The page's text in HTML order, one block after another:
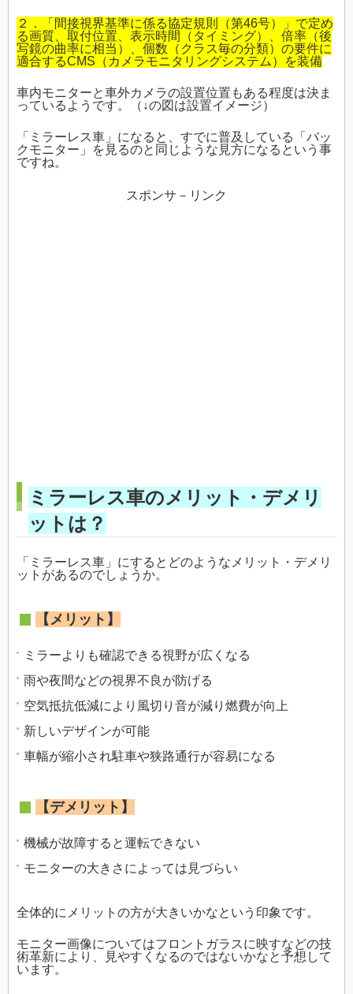
２．「間接視界基準に係る協定規則（第46号）」で定め
る画質、取付位置、表示時間（タイミング）、倍率（後
写鏡の曲率に相当）、個数（クラス毎の分類）の要件に
適合するCMS（カメラモニタリングシステム）を装備
車内モニターと車外カメラの設置位置もある程度は決ま
っているようです。（ ↓の図は設置イメージ）
「ミラーレス車」になると、すでに普及している「バッ
クモニター」を見るのと同じような見方になるという事
ですね。
スポンサ－リンク
ミラーレス車のメリット・デメリ
ットは？
「ミラーレス車」にするとどのようなメリット・デメリ
ットがあるのでしょうか。
【メリット】
ミラーよりも確認できる視野が広くなる
雨や夜間などの視界不良が防げる
空気抵抗低減により風切り音が減り燃費が向上
新しいデザインが可能
車幅が縮小され駐車や狭路通行が容易になる
【デメリット】
機械が故障すると運転できない
モニターの大きさによっては見づらい
全体的にメリットの方が大きいかなという印象です。
モニター画像についてはフロントガラスに映すなどの技
術革新により、見やすくなるのではないかなと予想して
います。